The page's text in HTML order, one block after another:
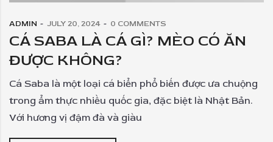
ADMIN JULY 20, 2024 0 COMMENTS
CÁ SABA LÀ CÁ GÌ? MÈO CÓ ĂN
ĐƯỢC KHÔNG?
Cá Saba là một loại cá biển phổ biến được ưa chuộng
trong ẩm thực nhiều quốc gia, đặc biệt là Nhật Bản.
Với hương vị đậm đà và giàu